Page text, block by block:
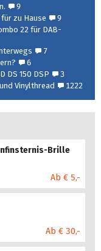
9
zu Hause
9
22 für DAB-
7
6
DS 150 DSP
3
Vinylthread 1222
Brille
Ab € 5,-
Ab € 30,-